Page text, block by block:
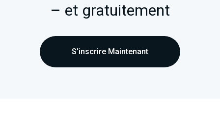
– et gratuitement
S'inscrire Maintenant